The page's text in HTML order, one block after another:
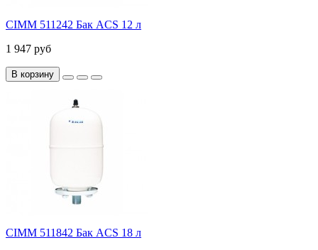
CIMM 511242 Бак ACS 12 л
1 947 руб
В корзину
CIMM 511842 Бак ACS 18 л